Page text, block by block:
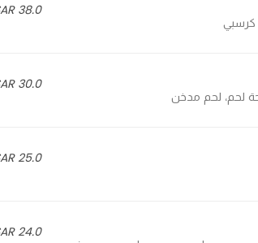
38.0 SAR
30.0 SAR
25.0 SAR
24.0 SAR